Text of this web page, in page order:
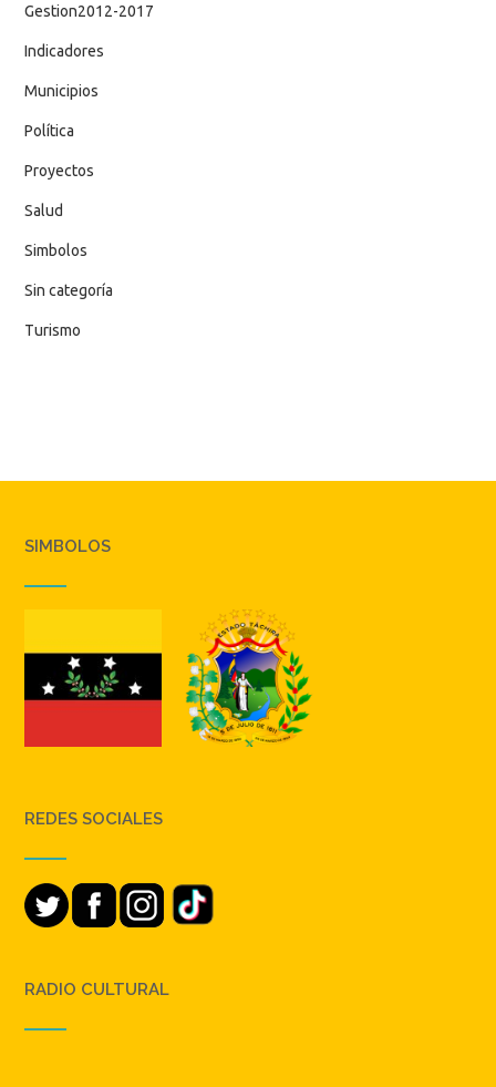
Gestion2012-2017
Indicadores
Municipios
Política
Proyectos
Salud
Simbolos
Sin categoría
Turismo
SIMBOLOS
REDES SOCIALES
RADIO CULTURAL